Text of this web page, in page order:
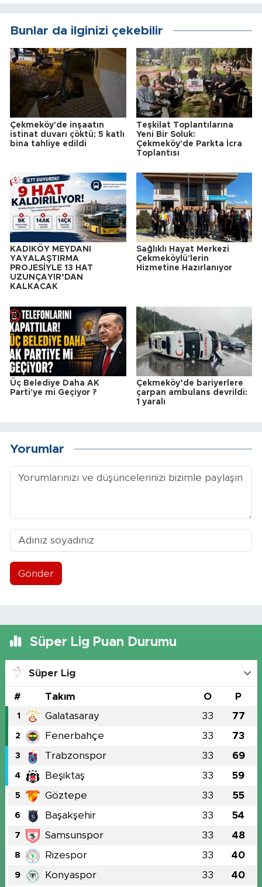
Bunlar da ilginizi çekebilir
Çekmeköy'de inşaatın
istinat duvarı çöktü; 5 katlı
bina tahliye edildi
Teşkilat Toplantılarına
Yeni Bir Soluk:
Çekmeköy'de Parkta İcra
Toplantısı
KADIKÖY MEYDANI
YAYALAŞTIRMA
PROJESİYLE 13 HAT
UZUNÇAYIR’DAN
KALKACAK
Sağlıklı Hayat Merkezi
Çekmeköylü'lerin
Hizmetine Hazırlanıyor
Üç Belediye Daha AK
Parti'ye mi Geçiyor ?
Çekmeköy’de bariyerlere
çarpan ambulans devrildi:
1 yaralı
Yorumlar
Gönder
Süper Lig Puan Durumu
Süper Lig
# Takım O P
1 Galatasaray 33 77
2 Fenerbahçe 33 73
3 Trabzonspor 33 69
4 Beşiktaş 33 59
5 Göztepe 33 55
6 Başakşehir 33 54
7 Samsunspor 33 48
8 Rizespor 33 40
9 Konyaspor 33 40